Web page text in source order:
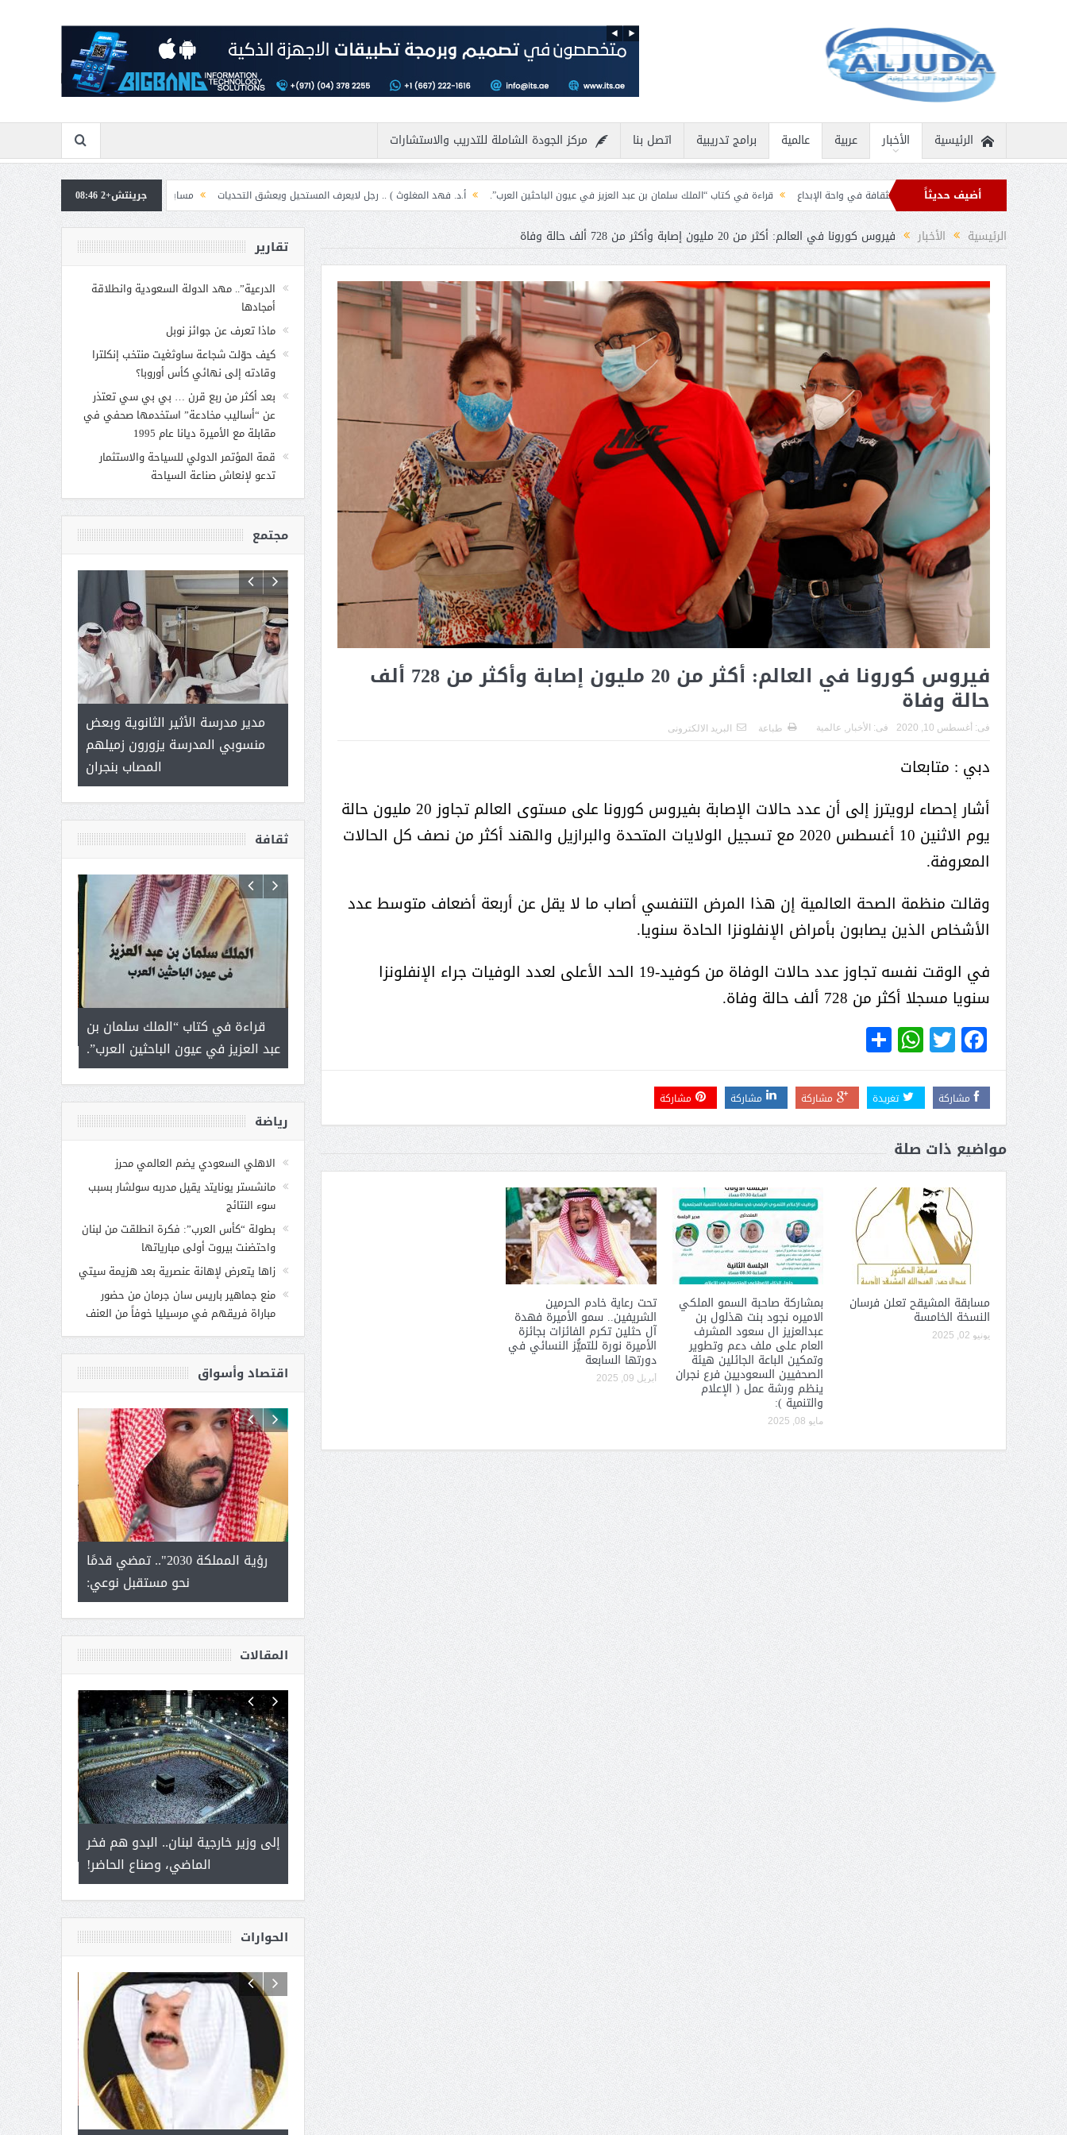
الرئيسية الأخبار عربية عالمية برامج تدريبية اتصل بنا مركز الجودة الشاملة للتدريب والاستشارات
أضيف حديثاً نادرة ثمار الثقافة في واحة الإبداع قراءة في كتاب “الملك سلمان بن عبد العزيز في عيون الباحثين العرب”. أ.د. فهد المغلوث ) .. رجل لايعرف المستحيل ويعشق التحديات مسابقة المشيقح تعلن فرسان النسخة الخامسة
بمشاركة
تهنئة من قادة الدول الإسلامية بمناسبة عيد الفطر
جرينتش+2 08:46
الرئيسية الأخبار فيروس كورونا في العالم: أكثر من 20 مليون إصابة وأكثر من 728 ألف حالة وفاة
فيروس كورونا في العالم: أكثر من 20 مليون إصابة وأكثر من 728 ألف
حالة وفاة
فى: أغسطس 10, 2020 فى: الأخبار , عالمية طباعة البريد الالكترونى
دبي : متابعات
أشار إحصاء لرويترز إلى أن عدد حالات الإصابة بفيروس كورونا على مستوى العالم تجاوز 20 مليون حالة
يوم الاثنين 10 أغسطس 2020 مع تسجيل الولايات المتحدة والبرازيل والهند أكثر من نصف كل الحالات
المعروفة.
وقالت منظمة الصحة العالمية إن هذا المرض التنفسي أصاب ما لا يقل عن أربعة أضعاف متوسط عدد
الأشخاص الذين يصابون بأمراض الإنفلونزا الحادة سنويا.
في الوقت نفسه تجاوز عدد حالات الوفاة من كوفيد-19 الحد الأعلى لعدد الوفيات جراء الإنفلونزا
سنويا مسجلا أكثر من 728 ألف حالة وفاة.
Facebook
Twitter
WhatsApp
مشاركة تغريدة مشاركة مشاركة مشاركة
مواضيع ذات صلة
مسابقة المشيقح تعلن فرسان
النسخة الخامسة
يونيو 02, 2025
بمشاركة صاحبة السمو الملكي
الاميره نجود بنت هذلول بن
عبدالعزيز ال سعود المشرف
العام على ملف دعم وتطوير
وتمكين الباعة الجائلين هيئة
الصحفيين السعوديين فرع نجران
ينظم ورشة عمل ( الإعلام
والتنمية ):
مايو 08, 2025
تحت رعاية خادم الحرمين
الشريفين.. سمو الأميرة فهدة
آل حثلين تكرم الفائزات بجائزة
الأميرة نورة للتميُّز النسائي في
دورتها السابعة
أبريل 09, 2025
تقارير
الدرعية”.. مهد الدولة السعودية وانطلاقة
أمجادها
ماذا تعرف عن جوائز نوبل
كيف حوّلت شجاعة ساوثغيت منتخب إنكلترا
وقادته إلى نهائي كأس أوروبا؟
بعد أكثر من ربع قرن … بي بي سي تعتذر
عن “أساليب مخادعة” استخدمها صحفي في
مقابلة مع الأميرة ديانا عام 1995
قمة المؤتمر الدولي للسياحة والاستثمار
تدعو لإنعاش صناعة السياحة
مجتمع
( محمد
مدير مدرسة الأثير الثانوية وبعض
منسوبي المدرسة يزورون زميلهم
المصاب بنجران
الأميرة (نجود بنت هذلول ) .. ميراث
العطاء
أمل البنيان .. طبيبة فوق العادة .:
( محمد عوضه البريدي) .. رجل أعمال
ثقافة
قراءة في كتاب “الملك سلمان بن
عبد العزيز في عيون الباحثين العرب”.
أ.د. فهد المغلوث ) .. رجل لايعرف
المستحيل ويعشق التحديات
بمشاركة صاحبة السمو الملكي
على ملف دعم وتطوير وتمكين
الباعة الجائلين هيئة الصحفيين
السعوديين فرع نجران ينظم ورشة
عمل ( الإعلام والتنمية ):
الثقافة في واحة الإبداع
رياضة
الاهلي السعودي يضم العالمي محرز
مانشستر يونايتد يقيل مدربه سولشار بسبب
سوء النتائج
بطولة “كأس العرب”: فكرة انطلقت من لبنان
واحتضنت بيروت أولى مبارياتها
زاها يتعرض لإهانة عنصرية بعد هزيمة سيتي
منع جماهير باريس سان جرمان من حضور
مباراة فريقهم في مرسيليا خوفاً من العنف
اقتصاد وأسواق
الشيخ
يحصل على
رؤية المملكة 2030".. تمضي قدمًا
نحو مستقبل نوعي:
المؤشرات الجغرافية للتمور ورشة
عمل ينظمها موسم عنيزة
الشيخ صالح بن حسين آل سلامة
يحصل على الدكتوراة في الإدارة من
أكاديمية(جيت) البريطانية
المقالات
سلمان بن
إلى وزير خارجية لبنان.. البدو هم فخر
الماضي، وصناع الحاضر!
( مشعل بن عبد الله ) .. أمير يحمل
جينات الوطن ويتغذى من عشق
القيادة
حوار يحمل جينات الوطن مع الأمير
مشعل بن عبد الله بن عبد العزيز
( مشعل بن عبد الله ) … عاشق
نجران
عبد العزيز.. ملك القلوب
الحوارات
رئيس غرفة نجران محيميد آل شرمه:
عضو مجلس الشارقة الرياضي
وزير حقوق الإنسان اليمني يؤكد أن
انعقاد ملتقى (الوطن